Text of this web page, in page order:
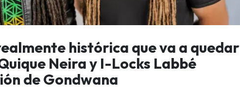
histórica que va a quedar
Neira y I-Locks Labbé
de Gondwana